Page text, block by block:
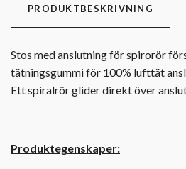
PRODUKTBESKRIVNING
Stos med anslutning för spirorör
tätningsgummi för 100% lufttät
Ett spiralrör glider direkt över
Produktegenskaper: